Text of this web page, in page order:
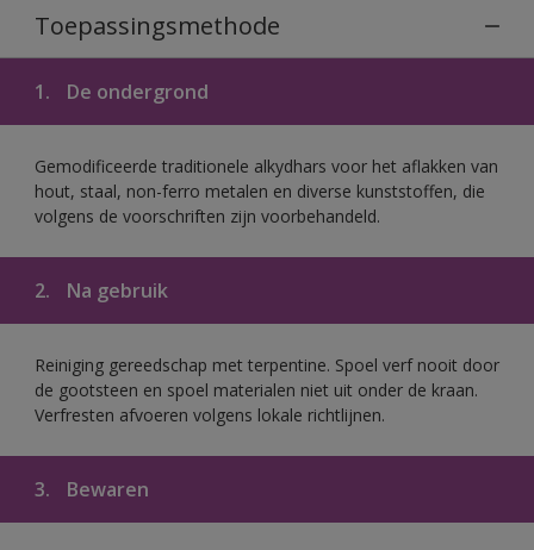
Toepassingsmethode
1. De ondergrond
Gemodificeerde traditionele alkydhars voor het aflakken van
hout, staal, non-ferro metalen en diverse kunststoffen, die
volgens de voorschriften zijn voorbehandeld.
2. Na gebruik
Reiniging gereedschap met terpentine. Spoel verf nooit door
de gootsteen en spoel materialen niet uit onder de kraan.
Verfresten afvoeren volgens lokale richtlijnen.
3. Bewaren